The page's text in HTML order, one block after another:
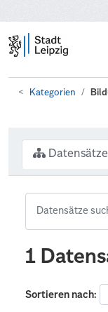
Kategorien
Datensätze
1
Sortieren nach